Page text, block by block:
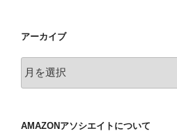
アーカイブ
ー
ブ
AMAZONアソシエイトについて